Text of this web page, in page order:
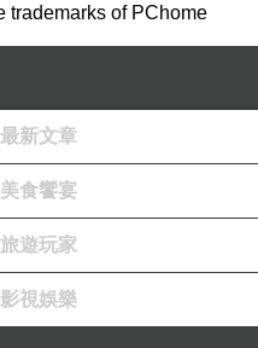
拿出手指頭與他們
拿獨立宣言和火炬
鷹接著話筒，把訊息
招呼，
福、邱吉爾、史達林
trademarks of PChome
最新文章
美食饗宴
旅遊玩家
影視娛樂